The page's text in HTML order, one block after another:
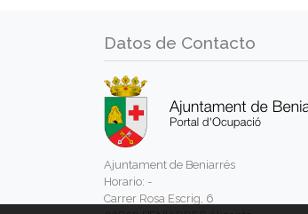
Datos de Contacto
Ajuntament de Beniarrés
Horario: -
Carrer Rosa Escrig, 6